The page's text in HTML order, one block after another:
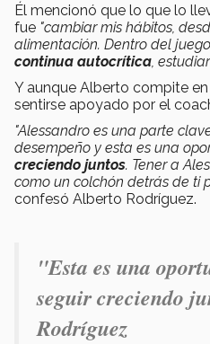
Él mencionó que lo que lo
fue "cambiar mis hábitos,
alimentación. Dentro del
continua autocrítica ,
Y aunque Alberto compite
sentirse apoyado por el
"Alessandro es una parte
desempeño y esta es una
creciendo juntos. Tener a
como un colchón detrás de ti
confesó Alberto Rodríguez.
"Esta es una
seguir creciendo
Rodríguez